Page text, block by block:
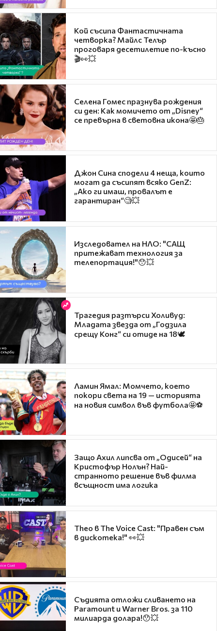
Кой съсипа Фантастичната
четворка? Майлс Телър
проговаря десетилетие по-късно
🎬👀💥
Селена Гомес празнува рождения
си ден: Как момичето от „Disney“
се превърна в световна икона🤩🎂
Джон Сина сподели 4 неща, които
могат да съсипят всяко GenZ:
„Ако ги имаш, провалът е
гарантиран“🧐💥
Изследовател на НЛО: "САЩ
притежават технология за
телепортация!"😯💥
Трагедия разтърси Холивуд:
Младата звезда от „Годзила
срещу Конг“ си отиде на 18🕊️
Ламин Ямал: Момчето, което
покори света на 19 — историята
на новия символ във футбола🤩⚽
Защо Ахил липсва от „Одисей“ на
Кристофър Нолън? Най-
странното решение във филма
всъщност има логика
Theo в The Voice Cast: "Правен съм
в дискотека!" 👀💥
Съдията отложи сливането на
Paramount и Warner Bros. за 110
милиарда долара!😯💥